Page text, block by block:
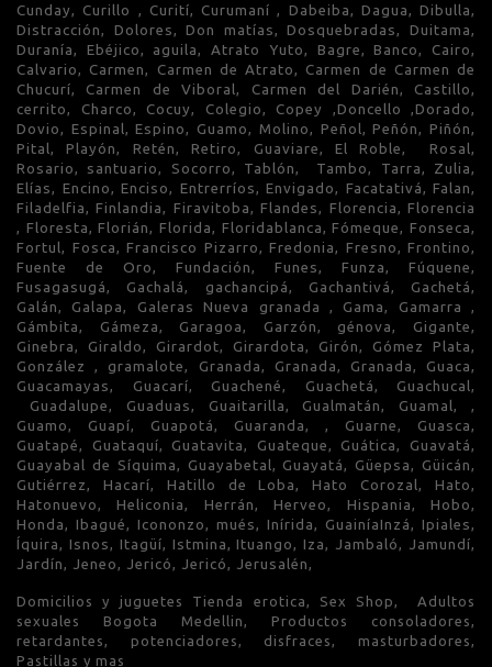
Cunday, Curillo , Curití, Curumaní , Dabeiba, Dagua, Dibulla,
Distracción, Dolores, Don matías, Dosquebradas, Duitama,
Duranía, Ebéjico, aguila, Atrato Yuto, Bagre, Banco, Cairo,
Calvario, Carmen, Carmen de Atrato, Carmen de Carmen de
Chucurí, Carmen de Viboral, Carmen del Darién, Castillo,
cerrito, Charco, Cocuy, Colegio, Copey ,Doncello ,Dorado,
Dovio, Espinal, Espino, Guamo, Molino, Peñol, Peñón, Piñón,
Pital, Playón, Retén, Retiro, Guaviare, El Roble, Rosal,
Rosario, santuario, Socorro, Tablón, Tambo, Tarra, Zulia,
Elías, Encino, Enciso, Entrerríos, Envigado, Facatativá, Falan,
Filadelfia, Finlandia, Firavitoba, Flandes, Florencia, Florencia
, Floresta, Florián, Florida, Floridablanca, Fómeque, Fonseca,
Fortul, Fosca, Francisco Pizarro, Fredonia, Fresno, Frontino,
Fuente de Oro, Fundación, Funes, Funza, Fúquene,
Fusagasugá, Gachalá, gachancipá, Gachantivá, Gachetá,
Galán, Galapa, Galeras Nueva granada , Gama, Gamarra ,
Gámbita, Gámeza, Garagoa, Garzón, génova, Gigante,
Ginebra, Giraldo, Girardot, Girardota, Girón, Gómez Plata,
González , gramalote, Granada, Granada, Granada, Guaca,
Guacamayas, Guacarí, Guachené, Guachetá, Guachucal,
Guadalupe, Guaduas, Guaitarilla, Gualmatán, Guamal, ,
Guamo, Guapí, Guapotá, Guaranda, , Guarne, Guasca,
Guatapé, Guataquí, Guatavita, Guateque, Guática, Guavatá,
Guayabal de Síquima, Guayabetal, Guayatá, Güepsa, Güicán,
Gutiérrez, Hacarí, Hatillo de Loba, Hato Corozal, Hato,
Hatonuevo, Heliconia, Herrán, Herveo, Hispania, Hobo,
Honda, Ibagué, Icononzo, mués, Inírida, GuainíaInzá, Ipiales,
Íquira, Isnos, Itagüí, Istmina, Ituango, Iza, Jambaló, Jamundí,
Jardín, Jeneo, Jericó, Jericó, Jerusalén,
Domicilios y juguetes Tienda erotica, Sex Shop, Adultos
sexuales Bogota Medellin, Productos consoladores,
retardantes, potenciadores, disfraces, masturbadores,
Pastillas y mas